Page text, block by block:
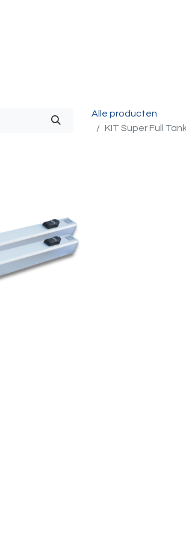
Alle producten
KIT Super Full